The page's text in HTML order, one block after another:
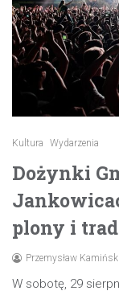
Kultura Wydarzenia
Dożynki
plony i
Przemysław Kamiński
W sobotę, 29